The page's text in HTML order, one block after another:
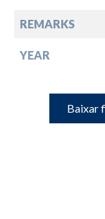
REMARKS
YEAR
Baixar